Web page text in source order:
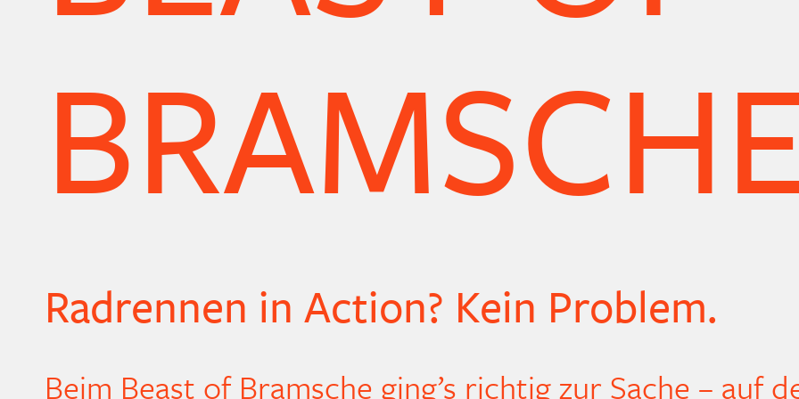
Radrennen in Action? Kein Problem.
Beim Beast of Bramsche ging’s richtig zur Sache – auf